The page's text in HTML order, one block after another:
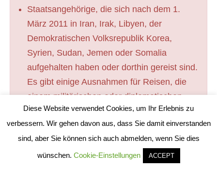
Staatsangehörige, die sich nach dem 1.
März 2011 in Iran, Irak, Libyen, der
Demokratischen Volksrepublik Korea,
Syrien, Sudan, Jemen oder Somalia
aufgehalten haben oder dorthin gereist sind.
Es gibt einige Ausnahmen für Reisen, die
einem militärischen oder diplomatischen
Zweck im Dienste eines VWP-Landes
dienen.
Staatsangehörige von VWP-Ländern, die
auch die Staatsangehörigkeit von Syrien,
Diese Website verwendet Cookies, um Ihr Erlebnis zu
verbessern. Wir gehen davon aus, dass Sie damit einverstanden
sind, aber Sie können sich auch abmelden, wenn Sie dies
wünschen. Cookie-Einstellungen ACCEPT